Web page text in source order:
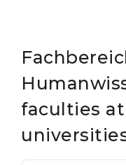
faculties